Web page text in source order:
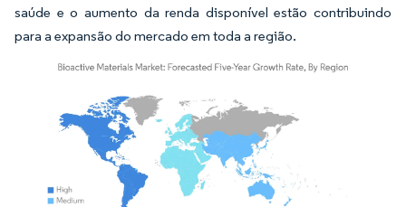
saúde e o aumento da renda disponível estão contribuindo
para a expansão do mercado em toda a região.